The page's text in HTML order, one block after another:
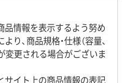
品情報を表示するよう努め
り、商品規格・仕様（容量、
変更される場合がございま
サイト上の商品情報の表記